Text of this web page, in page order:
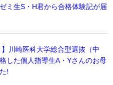
ミ生S・H君から合格体験記が届
】川崎医科大学総合型選抜（中
した個人指導生A・Yさんのお母
!